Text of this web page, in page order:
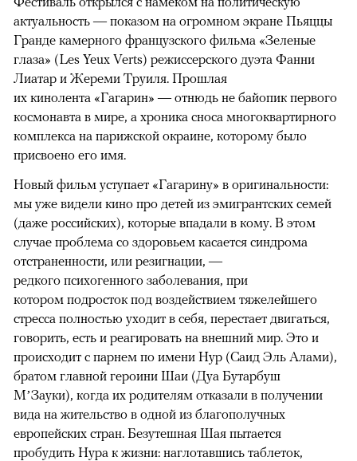
актуальность — показом на огромном экране Пьяццы
Гранде камерного французского фильма «Зеленые
глаза» (Les Yeux Verts) режиссерского дуэта Фанни
Лиатар и Жереми Труиля. Прошлая
их кинолента «Гагарин» — отнюдь не байопик первого
космонавта в мире, а хроника сноса многоквартирного
комплекса на парижской окраине, которому было
присвоено его имя.
Новый фильм уступает «Гагарину» в оригинальности:
мы уже видели кино про детей из эмигрантских семей
(даже российских), которые впадали в кому. В этом
случае проблема со здоровьем касается синдрома
отстраненности, или резигнации, —
редкого психогенного заболевания, при
котором подросток под воздействием тяжелейшего
стресса полностью уходит в себя, перестает двигаться,
говорить, есть и реагировать на внешний мир. Это и
происходит с парнем по имени Нур (Саид Эль Алами),
братом главной героини Шаи (Дуа Бутарбуш
М’Зауки), когда их родителям отказали в получении
вида на жительство в одной из благополучных
европейских стран. Безутешная Шая пытается
пробудить Нура к жизни: наглотавшись таблеток,